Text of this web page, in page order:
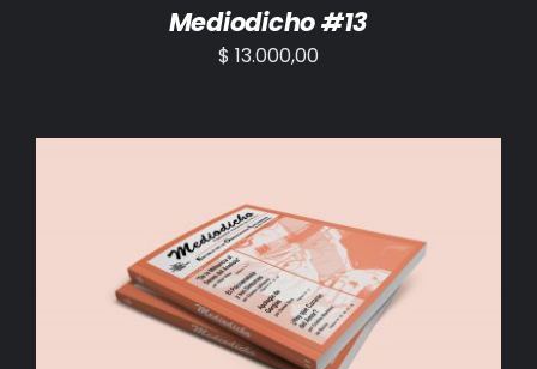
Mediodicho #13
$ 13.000,00
AÑADIR AL CARRITO / DETALLES